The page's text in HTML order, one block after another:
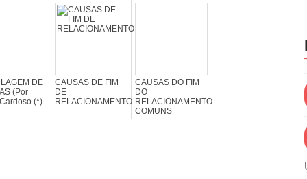
DE
(Por
(*)
CAUSAS DE FIM
DE
RELACIONAMENTO
CAUSAS DO FIM
DO
RELACIONAMENTO
COMUNS